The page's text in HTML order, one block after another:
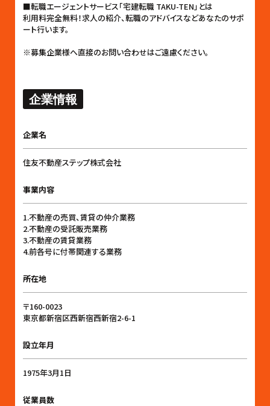
■転職エージェントサービス「宅建転職 TAKU-TEN」とは
利用料完全無料！求人の紹介、転職のアドバイスなどあなたのサポ
ート行います。
※募集企業様へ直接のお問い合わせはご遠慮ください。
企業情報
企業名
住友不動産ステップ株式会社
事業内容
1.不動産の売買、賃貸の仲介業務
2.不動産の受託販売業務
3.不動産の賃貸業務
4.前各号に付帯関連する業務
所在地
〒160-0023
東京都新宿区西新宿西新宿2-6-1
設立年月
1975年3月1日
従業員数